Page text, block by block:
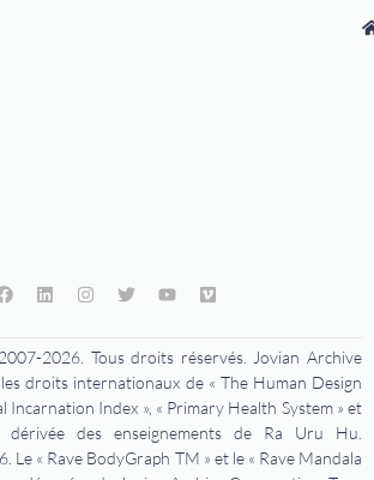
2026. Tous droits réservés. Jovian Archive
droits internationaux de « The Human Design
Incarnation Index », « Primary Health System » et
dérivée des enseignements de Ra Uru Hu.
Le « Rave BodyGraph TM » et le « Rave Mandala